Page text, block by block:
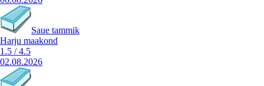
Saue tammik
Harju maakond
1.5 /4.5
02.08.2026